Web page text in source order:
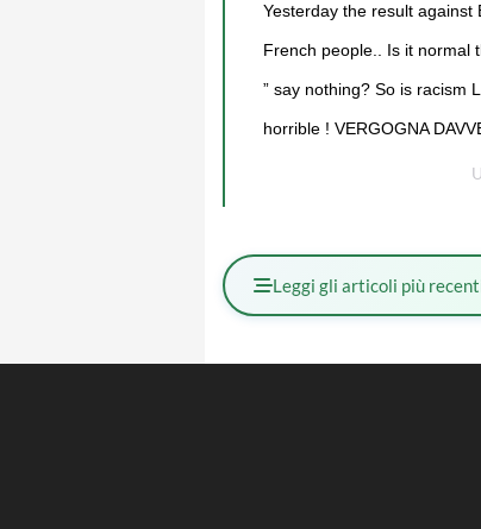
Yesterday the result
French people.. Is it normal
” say nothing? So is racism
horrible ! VERGOGNA
Leggi gli articoli più